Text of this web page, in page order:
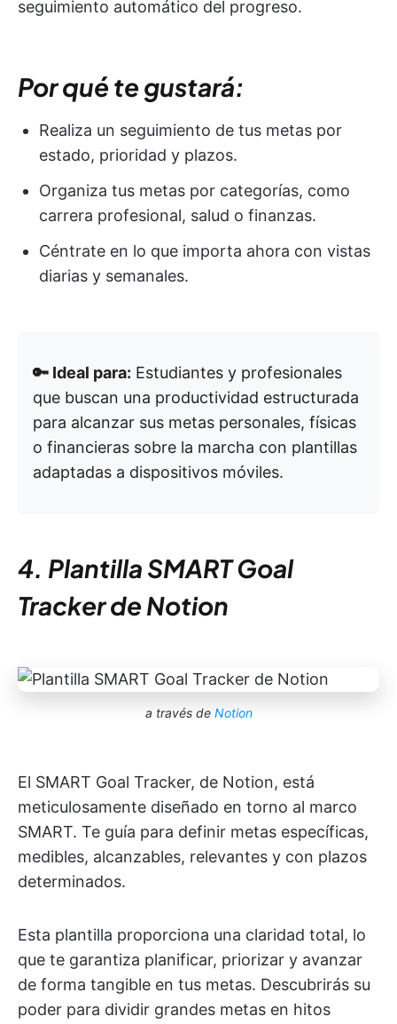
seguimiento automático del progreso.
Por qué te gustará:
Realiza un seguimiento de tus metas por
estado, prioridad y plazos.
Organiza tus metas por categorías, como
carrera profesional, salud o finanzas.
Céntrate en lo que importa ahora con vistas
diarias y semanales.
🔑 Ideal para: Estudiantes y profesionales
que buscan una productividad estructurada
para alcanzar sus metas personales, físicas
o financieras sobre la marcha con plantillas
adaptadas a dispositivos móviles.
4. Plantilla SMART Goal
Tracker de Notion
a través de Notion
El SMART Goal Tracker, de Notion, está
meticulosamente diseñado en torno al marco
SMART. Te guía para definir metas específicas,
medibles, alcanzables, relevantes y con plazos
determinados.
Esta plantilla proporciona una claridad total, lo
que te garantiza planificar, priorizar y avanzar
de forma tangible en tus metas. Descubrirás su
poder para dividir grandes metas en hitos